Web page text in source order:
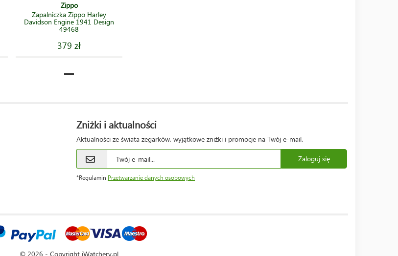
Zippo
Zapalniczka Zippo Harley
Davidson Engine 1941 Design
49468
379 zł
Zniżki i aktualności
Aktualności ze świata zegarków, wyjątkowe zniżki i promocje na Twój e-mail.
Zaloguj się
*Regulamin Przetwarzanie danych osobowych
© 2026 - Copyright iWatchery.pl